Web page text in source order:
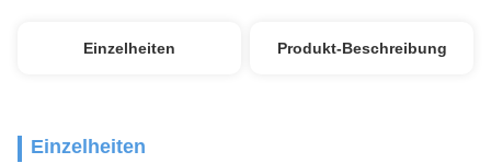
Einzelheiten Produkt-Beschreibung
Einzelheiten